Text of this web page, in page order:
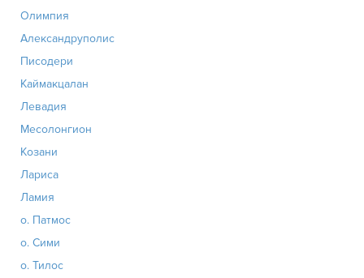
Олимпия
Александруполис
Писодери
Каймакцалан
Левадия
Месолонгион
Козани
Лариса
Ламия
о. Патмос
о. Сими
о. Тилос